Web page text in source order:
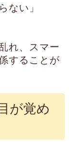
ない」
れ、スマー
することが
が覚め